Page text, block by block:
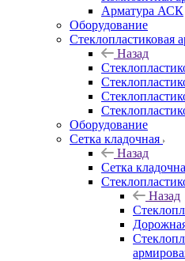
Арматура АСК
Оборудование
Cтеклопластиковая
Назад
Оборудование
Сетка кладочная
Назад
Сетка
Назад